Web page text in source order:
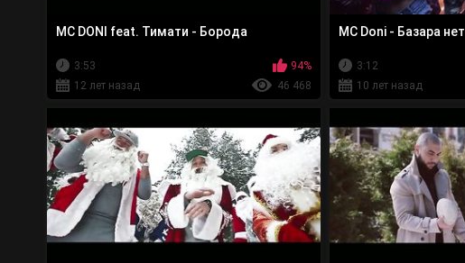
МС DONI feat. Тимати - Борода
3:53
94%
12 лет назад
46 468
MC Doni - Базара нет
3:12
10 лет назад